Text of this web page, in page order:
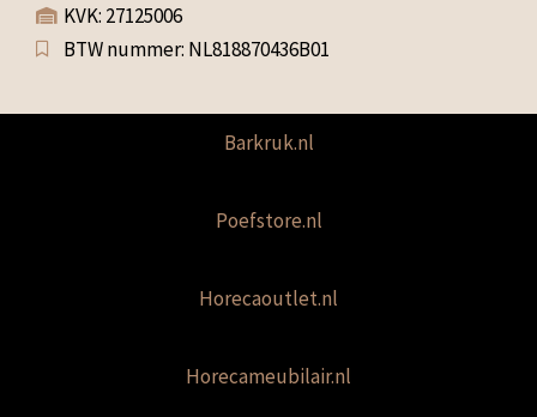
KVK: 27125006
BTW nummer: NL818870436B01
Barkruk.nl
Poefstore.nl
Horecaoutlet.nl
Horecameubilair.nl